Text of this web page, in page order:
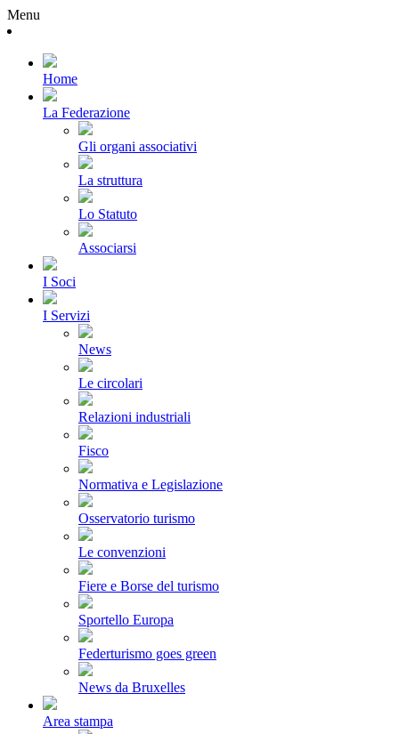
Menu
Home
La Federazione
Gli organi associativi
La struttura
Lo Statuto
Associarsi
I Soci
I Servizi
News
Le circolari
Relazioni industriali
Fisco
Normativa e Legislazione
Osservatorio turismo
Le convenzioni
Fiere e Borse del turismo
Sportello Europa
Federturismo goes green
News da Bruxelles
Area stampa